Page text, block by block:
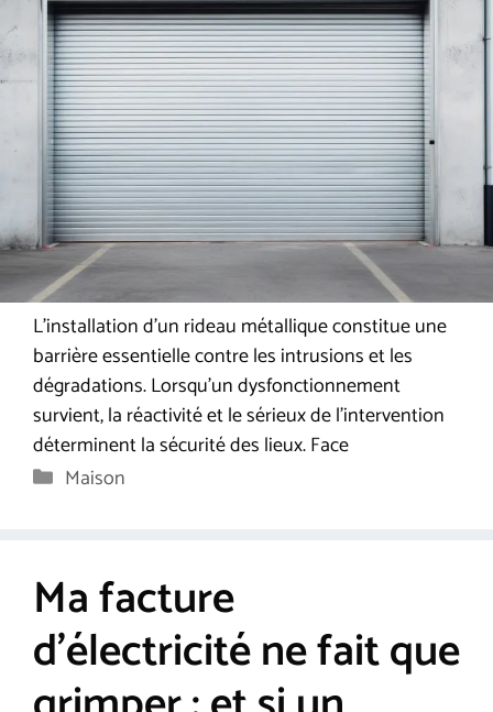
L’installation d’un rideau métallique constitue une
barrière essentielle contre les intrusions et les
dégradations. Lorsqu’un dysfonctionnement
survient, la réactivité et le sérieux de l’intervention
déterminent la sécurité des lieux. Face
Catégories
Maison
Ma facture
d’électricité ne fait que